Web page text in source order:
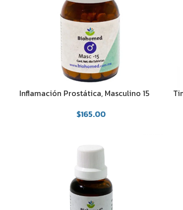
Inflamación Prostática, Masculino 15
$165.00